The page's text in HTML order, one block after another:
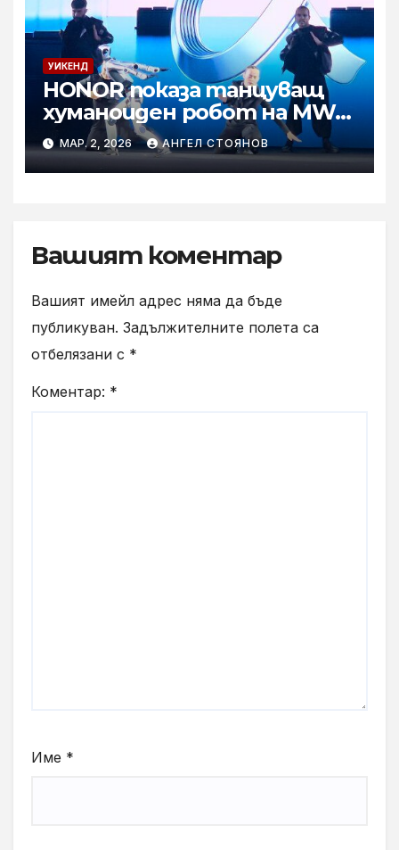
УИКЕНД
HONOR показа танцуващ
хуманоиден робот на MWC
2026
МАР. 2, 2026 АНГЕЛ СТОЯНОВ
Вашият коментар
Вашият имейл адрес няма да бъде
публикуван. Задължителните полета са
отбелязани с *
Коментар: *
Име *